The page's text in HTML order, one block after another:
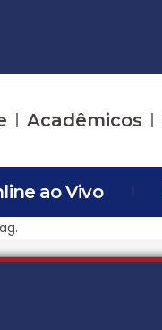
Acadêmicos
ao Vivo